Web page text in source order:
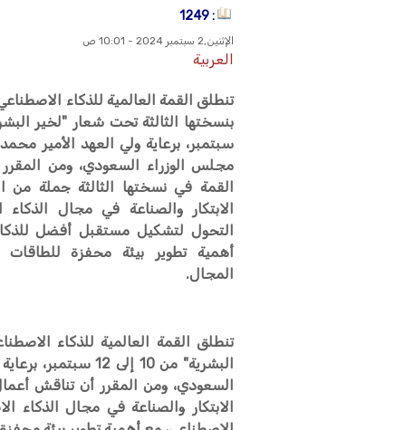
: 1249
الإثنين,2 سبتمبر 2024 - 10:01 ص
العربية
تنطلق القمة العالمية للذكاء
سبتمبر، برعاية ولي العهد الأمير
مجلس الوزراء السعودي، ومن
القمة في نسختها الثالثة جملة من
الابتكار والصناعة في مجال الذكاء
التحول لتشكيل مستقبل أفضل
أهمية تطوير بيئة محفزة
المجال.
تنطلق القمة العالمية للذكاء
البشرية" من 10 إلى
السعودي، ومن المقرر أن تناقش
الابتكار والصناعة في مجال الذكاء